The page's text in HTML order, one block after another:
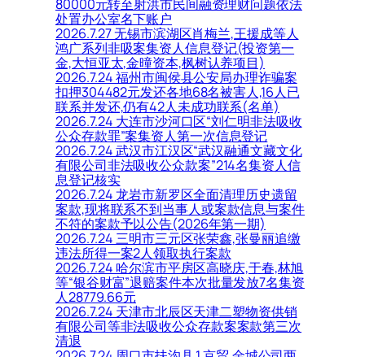
80000元转至射洪市民间融资理财问题依法
处置办公室名下账户
2026.7.27 无锡市滨湖区肖梅兰,王援成等人
鸿广系列非吸案集资人信息登记(投资第一
金,大恒亚太,金曈资本,枫树认养项目)
2026.7.24 福州市闽侯县公安局办理诈骗案
扣押304482元发还各地68名被害人,16人已
联系并发还,仍有42人未成功联系(名单)
2026.7.24 大连市沙河口区“刘仁明非法吸收
公众存款罪”案集资人第一次信息登记
2026.7.24 武汉市江汉区“武汉融通文藏文化
有限公司非法吸收公众款案”214名集资人信
息登记核实
2026.7.24 龙岩市新罗区全面清理历史遗留
案款,现将联系不到当事人或案款信息与案件
不符的案款予以公告(2026年第一期)
2026.7.24 三明市三元区张荣鑫,张曼丽追缴
违法所得一案2人领取执行案款
2026.7.24 哈尔滨市平房区高晓庆,于春,林旭
等“银谷财富”退赔案件本次批量发放7名集资
人28779.66元
2026.7.24 天津市北辰区天津二塑物资供销
有限公司等非法吸收公众存款案案款第三次
清退